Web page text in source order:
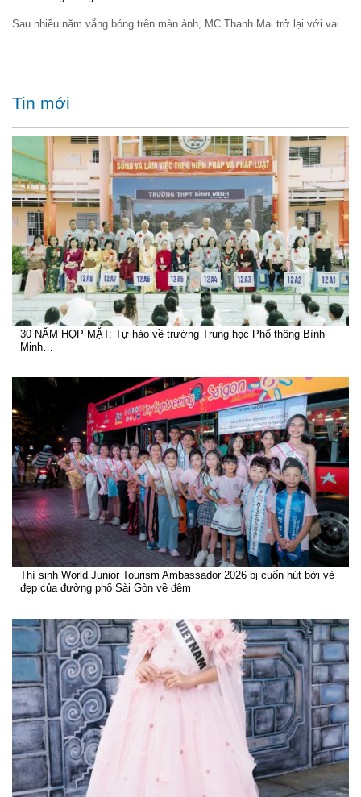
Sau nhiều năm vắng bóng trên màn ảnh, MC Thanh Mai trở lại với vai
Tin mới
30 NĂM HỌP MẶT: Tự hào về trường Trung học Phổ thông Bình
Minh…
Thí sinh World Junior Tourism Ambassador 2026 bị cuốn hút bởi vẻ
đẹp của đường phố Sài Gòn về đêm